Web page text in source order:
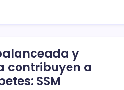
y
contribuyen a
SSM